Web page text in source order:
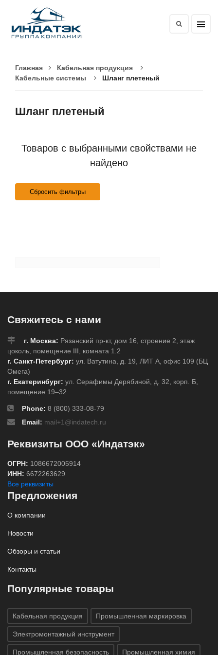
Главная
Кабельная продукция
Кабельные системы
Шланг плетеный
Шланг плетеный
Товаров с выбранными свойствами не
найдено
Сбросить фильтры
Свяжитесь с нами
г. Москва: Рязанский пр-кт, дом 16, строение 2, этаж
цоколь, помещение III, комната 1.2
г. Санкт-Петербург: ул. Ватутина, д. 19, ЛИТ А, офис 109 (БЦ
Омега)
г. Екатеринбург: ул. Серафимы Дерябиной, д. 32, корп. Б,
помещение 19–32
Phone: 8 (800) 333-08-79
Email: mail+1@indatech.ru
Реквизиты ООО «Индатэк»
ОГРН: 1086672005914
ИНН: 6672263629
Все реквизиты
Предложения
О компании
Новости
Обзоры и статьи
Контакты
Популярные товары
Кабельная продукция Промышленная маркировка
Электромонтажный инструмент
Промышленная безопасность Промышленная химия